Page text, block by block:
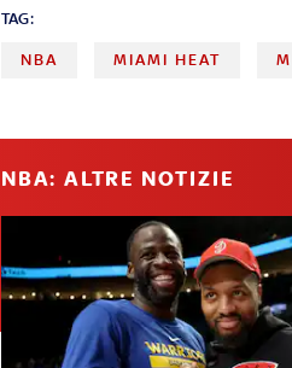
TAG:
NBA MIAMI HEAT
NBA: ALTRE NOTIZIE